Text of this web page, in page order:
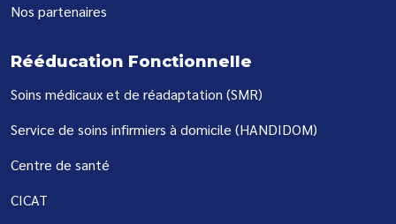
Nos partenaires
Rééducation Fonctionnelle
Soins médicaux et de réadaptation (SMR)
Service de soins infirmiers à domicile (HANDIDOM)
Centre de santé
CICAT